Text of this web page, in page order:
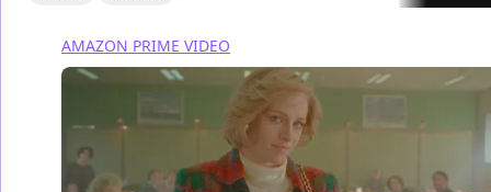
AMAZON PRIME VIDEO